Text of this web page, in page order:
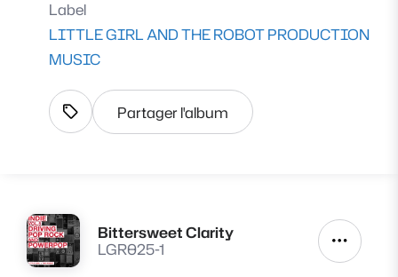
Label
LITTLE GIRL AND THE ROBOT PRODUCTION
MUSIC
Afficher les tags
Partager l'album
Lire
Bittersweet Clarity
LGR025-1
Autres